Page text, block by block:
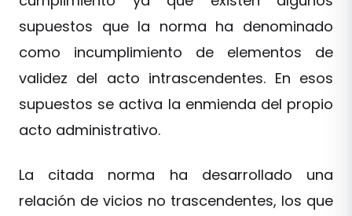
supuestos que la norma ha denominado
como incumplimiento de elementos de
validez del acto intrascendentes. En esos
supuestos se activa la enmienda del propio
acto administrativo.
La citada norma ha desarrollado una
relación de vicios no trascendentes, los que